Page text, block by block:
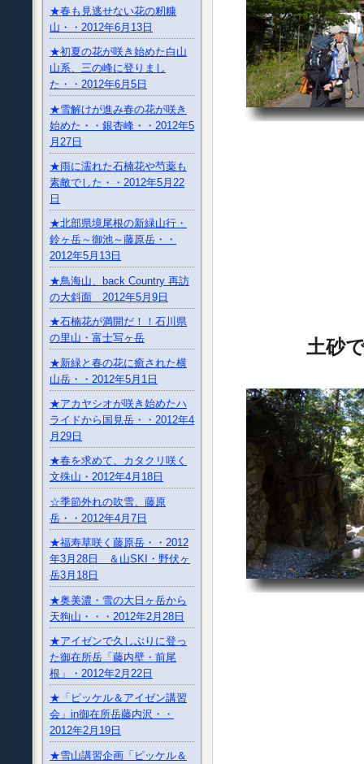
★春も見逃せない花の籾糠
山・・2012年6月13日
★初夏の花が咲き始めた白山
山系、三の峰に登りまし
た・・2012年6月5日
★雪解けが進み春の花が咲き
始めた・・銀杏峰・・2012年5
月27日
★雨に濡れた石楠花や芍薬も
素敵でした・・2012年5月22
日
★北部県境尾根の新緑山行・
鈴ヶ岳～御池～藤原岳・・
2012年5月13日
★鳥海山、back Country 再訪
の大斜面 2012年5月9日
★石楠花が満開だ！！石川県
の里山・富士写ヶ岳
★新緑と春の花に癒された横
山岳・・2012年5月1日
★アカヤシオが咲き始めたハ
ライドから国見岳・・2012年4
月29日
★春を求めて、カタクリ咲く
文殊山・2012年4月18日
☆季節外れの吹雪、藤原
岳・・2012年4月7日
★福寿草咲く藤原岳・・2012
年3月28日 ＆山SKI・野伏ヶ
岳3月18日
★奥美濃・雪の大日ヶ岳から
天狗山・・・2012年2月28日
★アイゼンで久しぶりに登っ
た御在所岳「藤内壁・前尾
根」・2012年2月22日
★「ピッケル＆アイゼン講習
会」in御在所岳藤内沢・・
2012年2月19日
★雪山講習企画「ピッケル＆
土砂